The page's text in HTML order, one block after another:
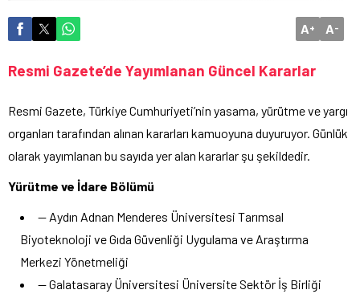
A+ A-
Resmi Gazete’de Yayımlanan Güncel Kararlar
Resmi Gazete, Türkiye Cumhuriyeti’nin yasama, yürütme ve yargı
organları tarafından alınan kararları kamuoyuna duyuruyor. Günlük
olarak yayımlanan bu sayıda yer alan kararlar şu şekildedir.
Yürütme ve İdare Bölümü
— Aydın Adnan Menderes Üniversitesi Tarımsal
Biyoteknoloji ve Gıda Güvenliği Uygulama ve Araştırma
Merkezi Yönetmeliği
— Galatasaray Üniversitesi Üniversite Sektör İş Birliği